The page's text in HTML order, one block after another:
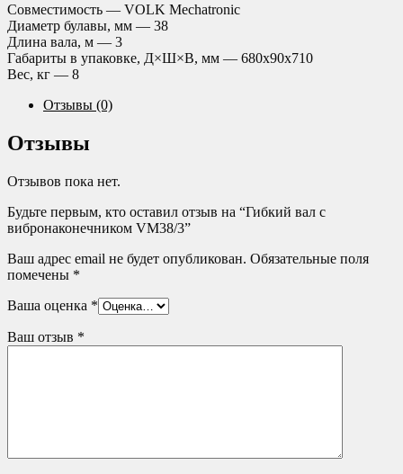
Совместимость — VOLK Mechatronic
Диаметр булавы, мм — 38
Длина вала, м — 3
Габариты в упаковке, Д×Ш×В, мм — 680х90х710
Вес, кг — 8
Отзывы (0)
Отзывы
Отзывов пока нет.
Будьте первым, кто оставил отзыв на “Гибкий вал с
вибронаконечником VM38/3”
Ваш адрес email не будет опубликован. Обязательные поля
помечены *
Ваша оценка *
Ваш отзыв *